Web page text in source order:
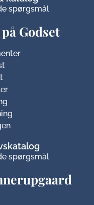
spørgsmål
Godset
spørgsmål